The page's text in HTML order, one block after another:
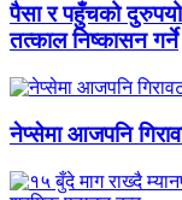
पैसा र पहुँचको
तत्काल निष्कासन गर्ने
नेप्सेमा आजपनि